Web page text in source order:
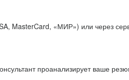
MasterCard, «МИР») или через
проанализирует ваше